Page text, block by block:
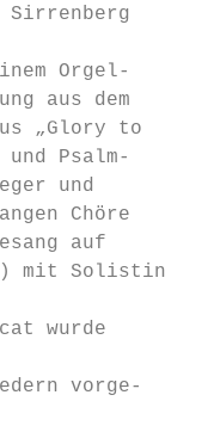
Sirrenberg
Orgel-
aus dem
„Glory to
Psalm-
Reger und
Chöre
auf
mit
wurde